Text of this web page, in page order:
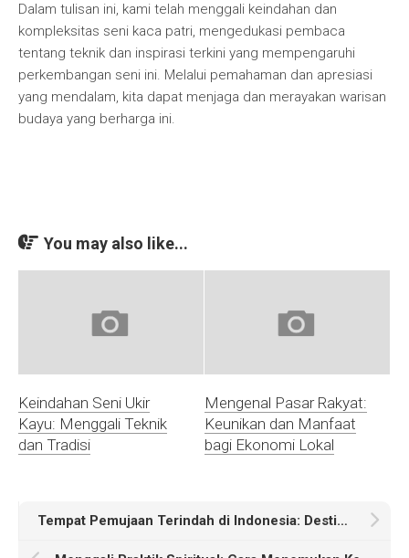
Dalam tulisan ini, kami telah menggali keindahan dan
kompleksitas seni kaca patri, mengedukasi pembaca
tentang teknik dan inspirasi terkini yang mempengaruhi
perkembangan seni ini. Melalui pemahaman dan apresiasi
yang mendalam, kita dapat menjaga dan merayakan warisan
budaya yang berharga ini.
You may also like...
Keindahan Seni Ukir
Kayu: Menggali Teknik
dan Tradisi
Mengenal Pasar Rakyat:
Keunikan dan Manfaat
bagi Ekonomi Lokal
Tempat Pemujaan Terindah di Indonesia: Destinasi Spiritual yang Mempesona